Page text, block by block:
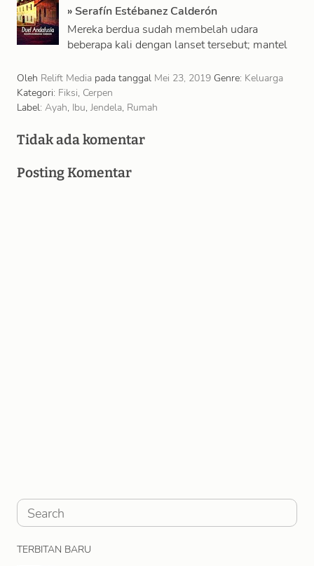
»Serafín Estébanez Calderón
Mereka berdua sudah membelah udara
beberapa kali dengan lanset tersebut; mantel
mendekat, terus mundur, …
Oleh Relift Media pada tanggal Mei 23, 2019 Genre: Keluarga
Kategori: Fiksi, Cerpen
Label: Ayah, Ibu, Jendela, Rumah
Tidak ada komentar
Posting Komentar
S
a
TERBITAN BARU